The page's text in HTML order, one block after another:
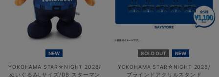
NEW
YOKOHAMA STAR☆NIGHT 2026/
ぬいぐるみLサイズ/DB.スターマン
SOLD OUT NEW
YOKOHAMA STAR☆NIGHT 2026/
ブラインドアクリルスタンド